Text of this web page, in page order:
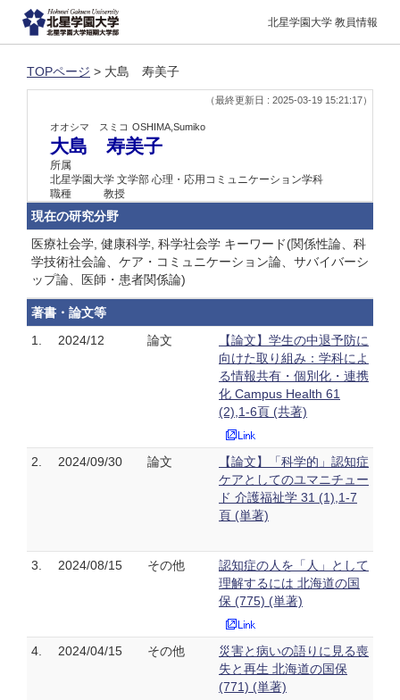
北星学園大学 教員情報
TOPページ > 大島 寿美子
（最終更新日 : 2025-03-19 15:21:17）
オオシマ スミコ OSHIMA,Sumiko
大島 寿美子
所属
北星学園大学 文学部 心理・応用コミュニケーション学科
職種
教授
現在の研究分野
医療社会学, 健康科学, 科学社会学 キーワード(関係性論、科
学技術社会論、ケア・コミュニケーション論、サバイバーシ
ップ論、医師・患者関係論)
著書・論文等
1.
2024/12 論文
【論文】学生の中退予防に
向けた取り組み：学科によ
る情報共有・個別化・連携
化 Campus Health 61
(2),1-6頁 (共著)
2. 2024/09/30 論文
【論文】「科学的」認知症
ケアとしてのユマニチュー
ド 介護福祉学 31 (1),1-7
頁 (単著)
3. 2024/08/15 その他
認知症の人を「人」として
理解するには 北海道の国
保 (775) (単著)
4. 2024/04/15 その他
災害と病いの語りに見る喪
失と再生 北海道の国保
(771) (単著)